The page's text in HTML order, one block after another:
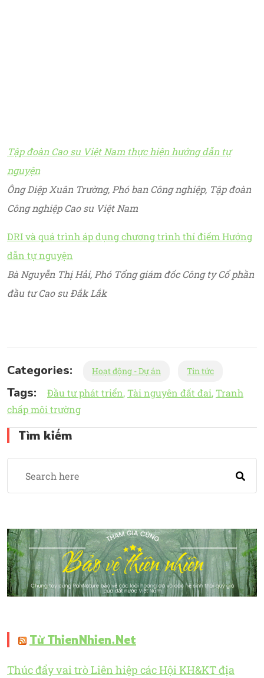
Tập đoàn Cao su Việt Nam thực hiện hướng dẫn tự
nguyện
Ông Diệp Xuân Trường, Phó ban Công nghiệp, Tập đoàn
Công nghiệp Cao su Việt Nam
DRI và quá trình áp dụng chương trình thí điểm Hướng
dẫn tự nguyện
Bà Nguyễn Thị Hải, Phó Tổng giám đốc Công ty Cổ phần
đầu tư Cao su Đắk Lắk
Categories: Hoạt động - Dự án Tin tức
Tags: Đầu tư phát triển Tài nguyên đất đai Tranh
chấp môi trường
Tìm kiếm
Từ ThienNhien.Net
Thúc đẩy vai trò Liên hiệp các Hội KH&KT địa